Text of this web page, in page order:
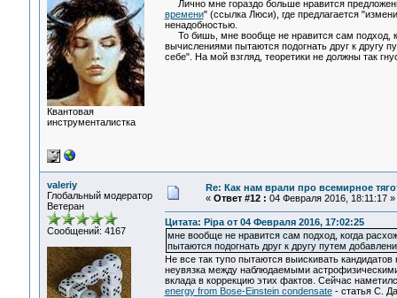
Квантовая
инструменталистка
Лично мне гораздо больше нравится
времени" (ссылка Люси), где предлагается
ненадобностью.
То бишь, мне вообще не нравится сам подход,
вычислениями пытаются подогнать друг к другу
себе". На мой взгляд, теоретики не должны так
valeriy
Глобальный модератор
Ветеран
Сообщений: 4167
Re: Как нам врали про всемирное
« Ответ #12 : 04 Февраля 2016, 18:11:17 »
Цитата: Pipa от 04 Февраля 2016, 17:02:25
мне вообще не нравится сам подход, когда
пытаются подогнать друг к другу путем
Не все так тупо пытаются выискивать
неувязка между наблюдаемыми
вклада в коррекцию этих фактов. Сейчас
energy from Bose-Einstein condensate- статья С.